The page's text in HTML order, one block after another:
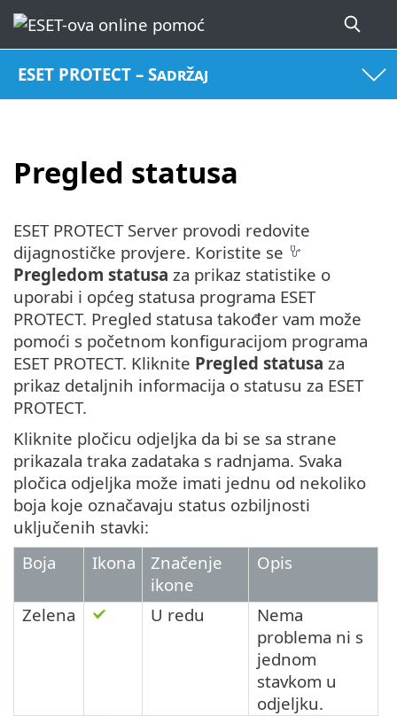
ESET PROTECT – Sadržaj
Pregled statusa
ESET PROTECT Server provodi redovite
dijagnostičke provjere. Koristite se
Pregledom statusa za prikaz statistike o
uporabi i općeg statusa programa ESET
PROTECT. Pregled statusa također vam može
pomoći s početnom konfiguracijom programa
ESET PROTECT. Kliknite Pregled statusa za
prikaz detaljnih informacija o statusu za ESET
PROTECT.
Kliknite pločicu odjeljka da bi se sa strane
prikazala traka zadataka s radnjama. Svaka
pločica odjeljka može imati jednu od nekoliko
boja koje označavaju status ozbiljnosti
uključenih stavki:
Boja
Ikona
Značenje
ikone
Opis
Zelena U redu
Nema
problema ni s
jednom
stavkom u
odjeljku.